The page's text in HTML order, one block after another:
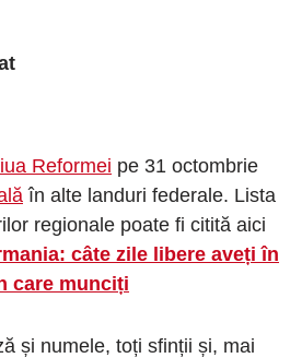
Reformei pe 31 octombrie
în alte landuri federale. Lista
regionale poate fi citită aici
câte zile libere aveți în
care munciți
și numele, toți sfinții și, mai